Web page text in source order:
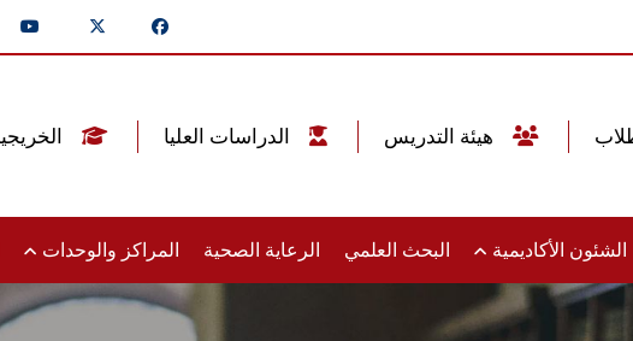
الشئون الأكاديمية البحث العلمي الرعاية الصحية المراكز والوحدات